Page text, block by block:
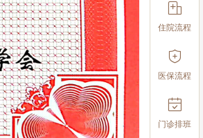

住院流程

医保流程

门诊排班